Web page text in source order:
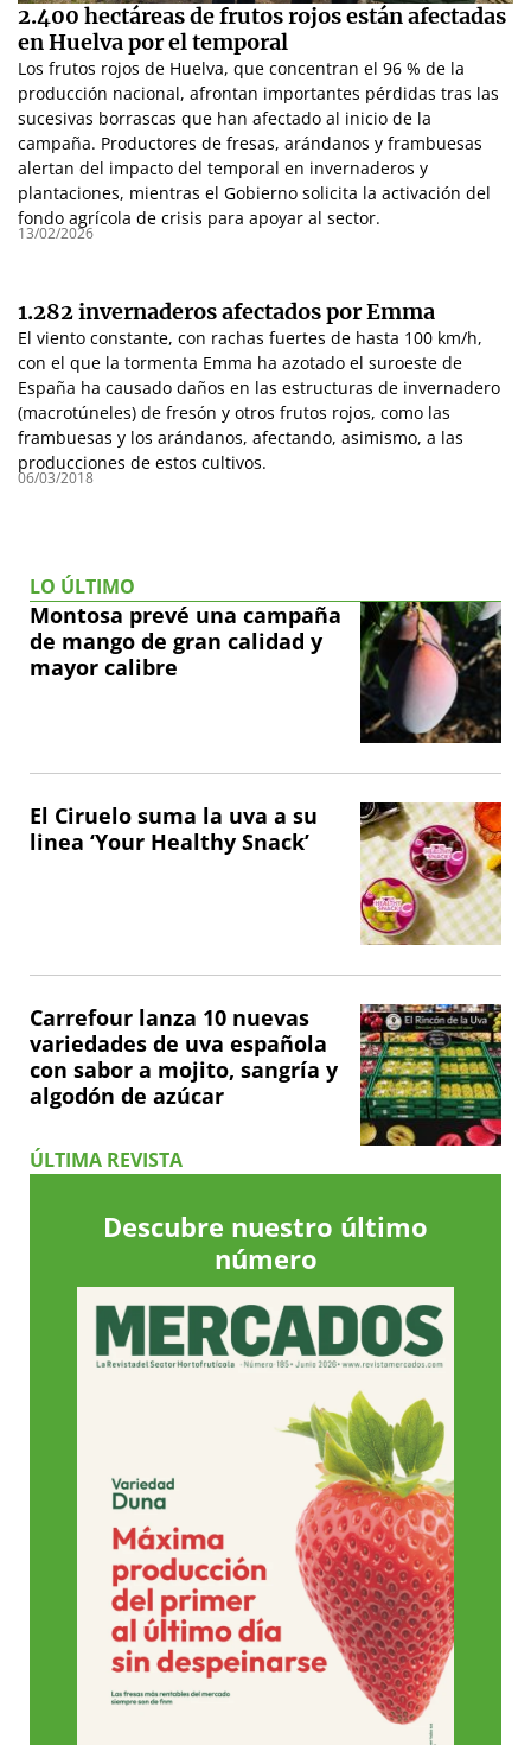
2.400 hectáreas de frutos rojos están afectadas
en Huelva por el temporal
Los frutos rojos de Huelva, que concentran el 96 % de la
producción nacional, afrontan importantes pérdidas tras las
sucesivas borrascas que han afectado al inicio de la
campaña. Productores de fresas, arándanos y frambuesas
alertan del impacto del temporal en invernaderos y
plantaciones, mientras el Gobierno solicita la activación del
fondo agrícola de crisis para apoyar al sector.
13/02/2026
1.282 invernaderos afectados por Emma
El viento constante, con rachas fuertes de hasta 100 km/h,
con el que la tormenta Emma ha azotado el suroeste de
España ha causado daños en las estructuras de invernadero
(macrotúneles) de fresón y otros frutos rojos, como las
frambuesas y los arándanos, afectando, asimismo, a las
producciones de estos cultivos.
06/03/2018
LO ÚLTIMO
Montosa prevé una campaña
de mango de gran calidad y
mayor calibre
El Ciruelo suma la uva a su
linea ‘Your Healthy Snack’
Carrefour lanza 10 nuevas
variedades de uva española
con sabor a mojito, sangría y
algodón de azúcar
ÚLTIMA REVISTA
Descubre nuestro último
número